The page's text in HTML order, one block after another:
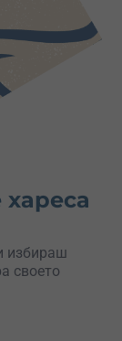
избираш
своето